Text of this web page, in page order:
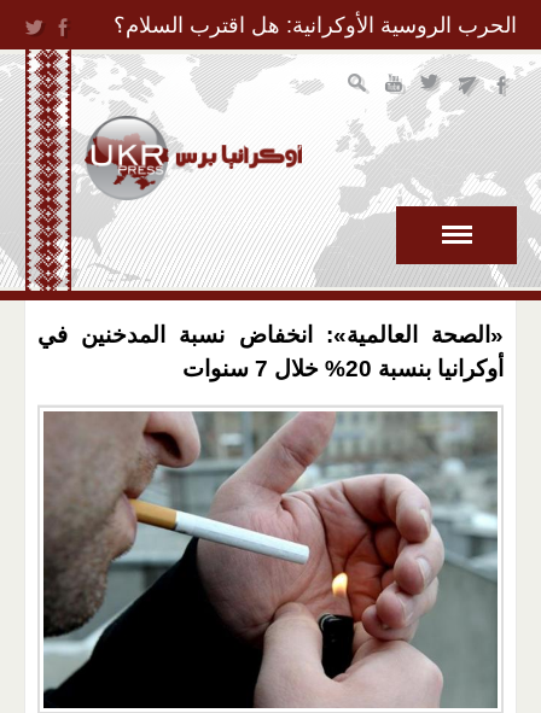
Jump to Navigation
الحرب الروسية الأوكرانية: هل اقترب السلام؟
«الصحة العالمية»: انخفاض نسبة المدخنين في
أوكرانيا بنسبة 20% خلال 7 سنوات